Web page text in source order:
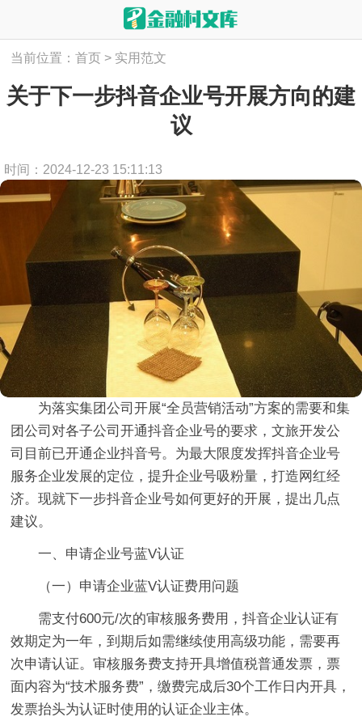
当前位置：首页 > 实用范文
关于下一步抖音企业号开展方向的建
议
时间：2024-12-23 15:11:13
为落实集团公司开展“全员营销活动”方案的需要和集
团公司对各子公司开通抖音企业号的要求，文旅开发公
司目前已开通企业抖音号。为最大限度发挥抖音企业号
服务企业发展的定位，提升企业号吸粉量，打造网红经
济。现就下一步抖音企业号如何更好的开展，提出几点
建议。
一、申请企业号蓝V认证
（一）申请企业蓝V认证费用问题
需支付600元/次的审核服务费用，抖音企业认证有
效期定为一年，到期后如需继续使用高级功能，需要再
次申请认证。审核服务费支持开具增值税普通发票，票
面内容为“技术服务费”，缴费完成后30个工作日内开具，
发票抬头为认证时使用的认证企业主体。